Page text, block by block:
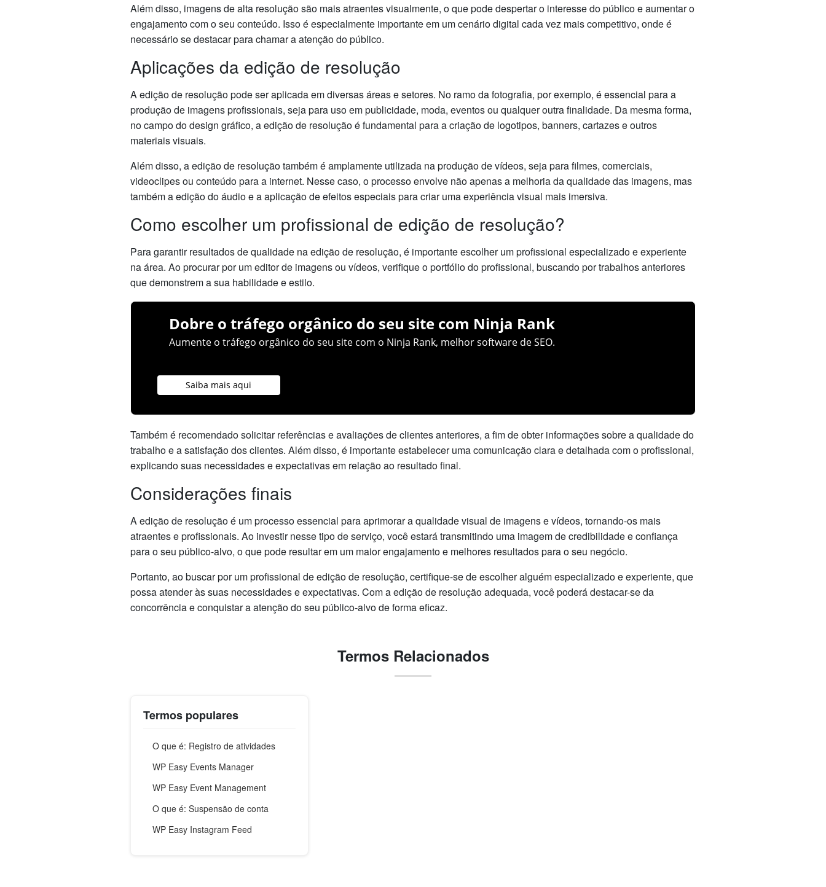
Além disso, imagens de alta resolução são mais atraentes visualmente, o que pode despertar o interesse do público e aumentar o
engajamento com o seu conteúdo. Isso é especialmente importante em um cenário digital cada vez mais competitivo, onde é
necessário se destacar para chamar a atenção do público.
Aplicações da edição de resolução
A edição de resolução pode ser aplicada em diversas áreas e setores. No ramo da fotografia, por exemplo, é essencial para a
produção de imagens profissionais, seja para uso em publicidade, moda, eventos ou qualquer outra finalidade. Da mesma forma,
no campo do design gráfico, a edição de resolução é fundamental para a criação de logotipos, banners, cartazes e outros
materiais visuais.
Além disso, a edição de resolução também é amplamente utilizada na produção de vídeos, seja para filmes, comerciais,
videoclipes ou conteúdo para a internet. Nesse caso, o processo envolve não apenas a melhoria da qualidade das imagens, mas
também a edição do áudio e a aplicação de efeitos especiais para criar uma experiência visual mais imersiva.
Como escolher um profissional de edição de resolução?
Para garantir resultados de qualidade na edição de resolução, é importante escolher um profissional especializado e experiente
na área. Ao procurar por um editor de imagens ou vídeos, verifique o portfólio do profissional, buscando por trabalhos anteriores
que demonstrem a sua habilidade e estilo.
Dobre o tráfego orgânico do seu site com Ninja Rank
Aumente o tráfego orgânico do seu site com o Ninja Rank, melhor software de SEO.
Saiba mais aqui
Também é recomendado solicitar referências e avaliações de clientes anteriores, a fim de obter informações sobre a qualidade do
trabalho e a satisfação dos clientes. Além disso, é importante estabelecer uma comunicação clara e detalhada com o profissional,
explicando suas necessidades e expectativas em relação ao resultado final.
Considerações finais
A edição de resolução é um processo essencial para aprimorar a qualidade visual de imagens e vídeos, tornando-os mais
atraentes e profissionais. Ao investir nesse tipo de serviço, você estará transmitindo uma imagem de credibilidade e confiança
para o seu público-alvo, o que pode resultar em um maior engajamento e melhores resultados para o seu negócio.
Portanto, ao buscar por um profissional de edição de resolução, certifique-se de escolher alguém especializado e experiente, que
possa atender às suas necessidades e expectativas. Com a edição de resolução adequada, você poderá destacar-se da
concorrência e conquistar a atenção do seu público-alvo de forma eficaz.
Termos Relacionados
Termos populares
O que é: Registro de atividades
WP Easy Events Manager
WP Easy Event Management
O que é: Suspensão de conta
WP Easy Instagram Feed